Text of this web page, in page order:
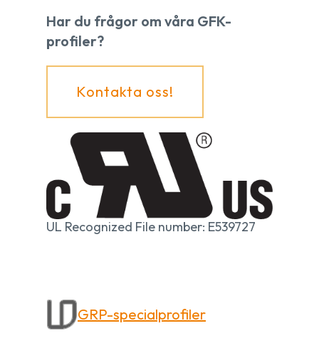
Har du frågor om våra GFK-
profiler?
Kontakta oss!
UL Recognized File number: E539727
GRP-specialprofiler